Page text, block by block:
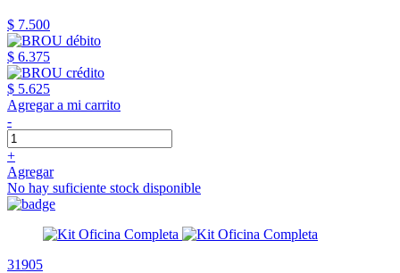
$ 7.500
$ 6.375
$ 5.625
Agregar a mi carrito
-
+
Agregar
No hay suficiente stock disponible
31905